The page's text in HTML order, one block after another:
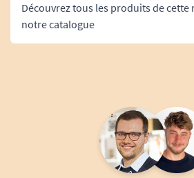
A. Anonymous
10/10/2016
Livraison reçue en temps et en
Découvrez tous les produits de cette
notre catalogue